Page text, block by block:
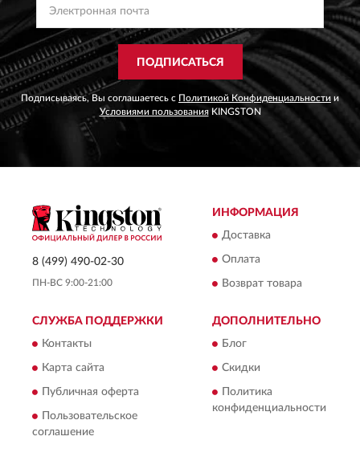
ПОДПИСАТЬСЯ
Подписываясь, Вы соглашаетесь с Политикой Конфиденциальности и
Условиями пользованияKINGSTON
8 (499) 490-02-30
ПН-ВС 9:00-21:00
ИНФОРМАЦИЯ
Доставка
Оплата
Возврат товара
СЛУЖБА ПОДДЕРЖКИ
Контакты
Карта сайта
Публичная оферта
Пользовательское
соглашение
ДОПОЛНИТЕЛЬНО
Блог
Скидки
Политика
конфиденциальности